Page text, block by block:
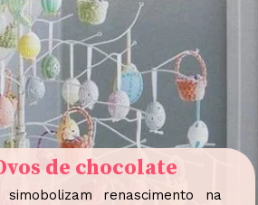
simobolizam renascimento na
de chocolate